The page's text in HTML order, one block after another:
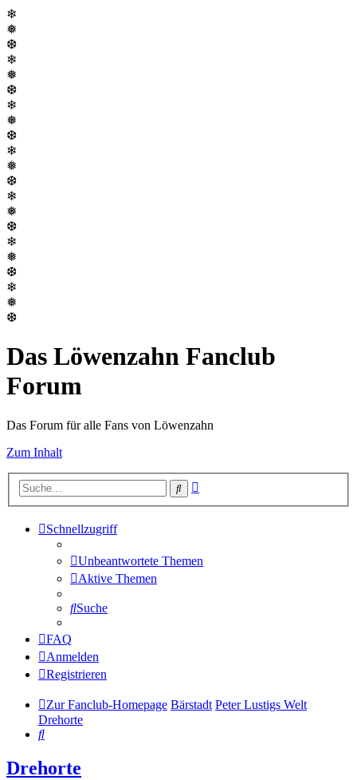
❄
❅
❆
❄
❅
❆
❄
❅
❆
❄
❅
❆
❄
❅
❆
❄
❅
❆
❄
❅
❆
Das Löwenzahn Fanclub
Forum
Das Forum für alle Fans von Löwenzahn
Zum Inhalt
Suche
Schnellzugriff
Unbeantwortete Themen
Aktive Themen
Suche
FAQ
Anmelden
Registrieren
Zur Fanclub-Homepage Bärstadt Peter Lustigs Welt
Drehorte
Suche
Drehorte